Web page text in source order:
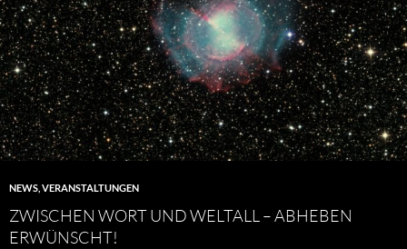
NEWS VERANSTALTUNGEN
ZWISCHEN WORT UND WELTALL – ABHEBEN
ERWÜNSCHT!